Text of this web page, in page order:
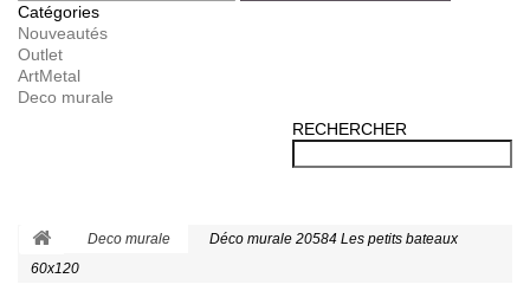
Catégories
Nouveautés
Outlet
ArtMetal
Deco murale
RECHERCHER
Deco murale
Déco murale 20584 Les petits bateaux
60x120